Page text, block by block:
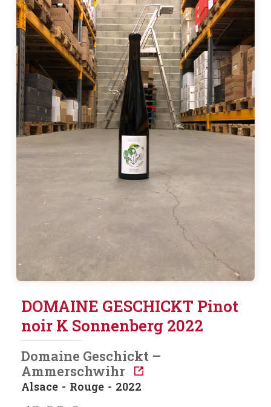
DOMAINE GESCHICKT Pinot
noir K Sonnenberg 2022
Domaine Geschickt –
Ammerschwihr
Alsace Rouge 2022